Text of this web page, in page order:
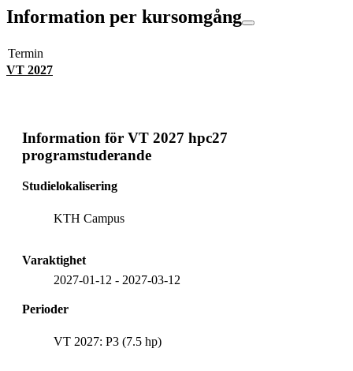
Information per kursomgång
Termin
VT 2027
Information för VT 2027 hpc27
programstuderande
Studielokalisering
KTH Campus
Varaktighet
2027-01-12 - 2027-03-12
Perioder
VT 2027: P3 (7.5 hp)